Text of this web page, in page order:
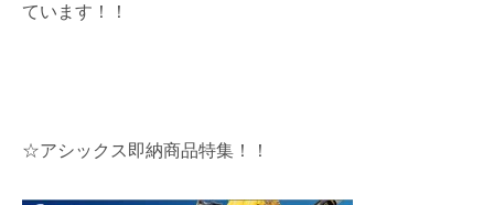
ています！！
☆アシックス即納商品特集！！